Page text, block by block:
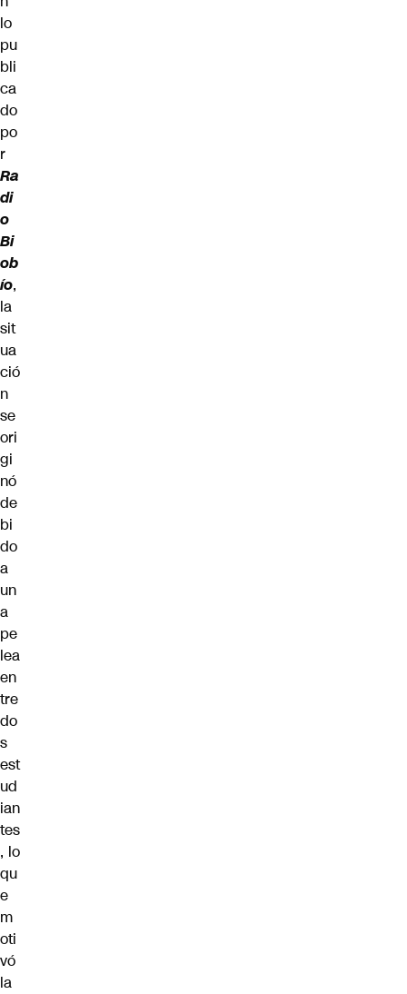
lo
pu
bli
ca
do
po
r
Ra
di
o
Bi
ob
ío,
la
sit
ua
ció
n
se
ori
gi
nó
de
bi
do
a
un
a
pe
lea
en
tre
do
s
est
ud
ian
tes
, lo
qu
e
m
oti
vó
la